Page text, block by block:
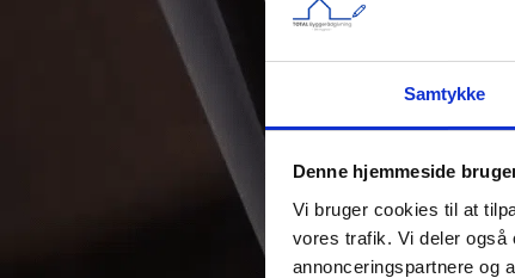
Samtykke
Denne hjemmeside
Vi bruger cookies til at
vores trafik. Vi deler også
annonceringspartnere og